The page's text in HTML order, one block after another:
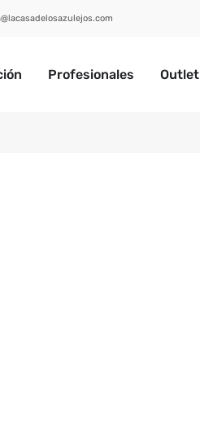
Profesionales Outlet